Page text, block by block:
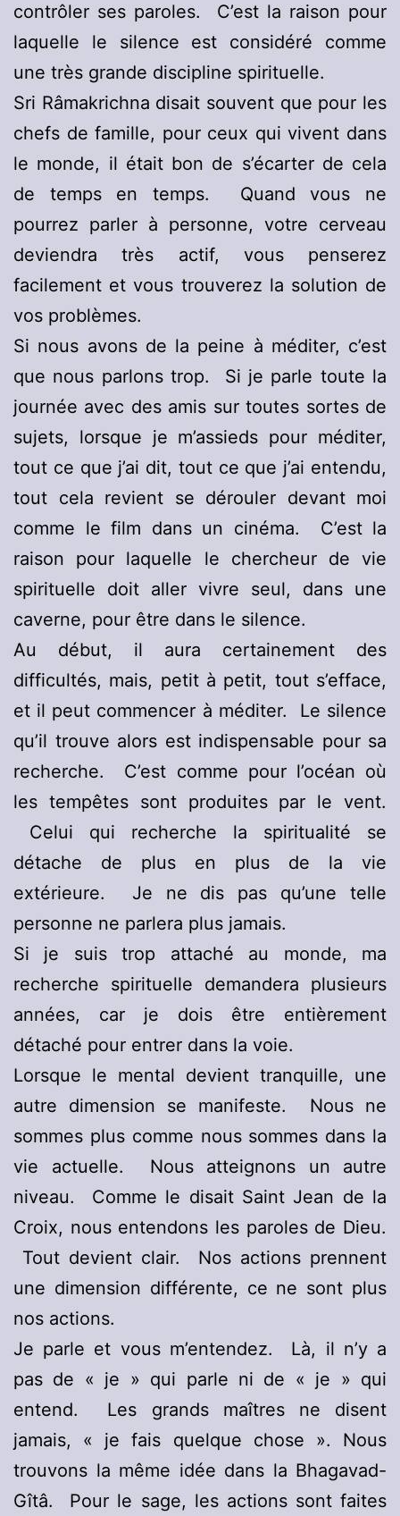
contrôler ses paroles. C’est la raison pour
laquelle le silence est considéré comme
une très grande discipline spirituelle.
Sri Râmakrichna disait souvent que pour les
chefs de famille, pour ceux qui vivent dans
le monde, il était bon de s’écarter de cela
de temps en temps. Quand vous ne
pourrez parler à personne, votre cerveau
deviendra très actif, vous penserez
facilement et vous trouverez la solution de
vos problèmes.
Si nous avons de la peine à méditer, c’est
que nous parlons trop. Si je parle toute la
journée avec des amis sur toutes sortes de
sujets, lorsque je m’assieds pour méditer,
tout ce que j’ai dit, tout ce que j’ai entendu,
tout cela revient se dérouler devant moi
comme le film dans un cinéma. C’est la
raison pour laquelle le chercheur de vie
spirituelle doit aller vivre seul, dans une
caverne, pour être dans le silence.
Au début, il aura certainement des
difficultés, mais, petit à petit, tout s’efface,
et il peut commencer à méditer. Le silence
qu’il trouve alors est indispensable pour sa
recherche. C’est comme pour l’océan où
les tempêtes sont produites par le vent.
Celui qui recherche la spiritualité se
détache de plus en plus de la vie
extérieure. Je ne dis pas qu’une telle
personne ne parlera plus jamais.
Si je suis trop attaché au monde, ma
recherche spirituelle demandera plusieurs
années, car je dois être entièrement
détaché pour entrer dans la voie.
Lorsque le mental devient tranquille, une
autre dimension se manifeste. Nous ne
sommes plus comme nous sommes dans la
vie actuelle. Nous atteignons un autre
niveau. Comme le disait Saint Jean de la
Croix, nous entendons les paroles de Dieu.
Tout devient clair. Nos actions prennent
une dimension différente, ce ne sont plus
nos actions.
Je parle et vous m’entendez. Là, il n’y a
pas de « je » qui parle ni de « je » qui
entend. Les grands maîtres ne disent
jamais, « je fais quelque chose ». Nous
trouvons la même idée dans la Bhagavad-
Gîtâ. Pour le sage, les actions sont faites